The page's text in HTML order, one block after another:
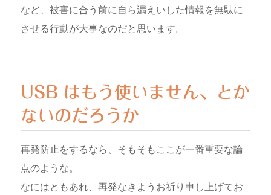
など、被害に合う前に自ら漏えいした情報を無駄に
させる行動が大事なのだと思います。
USB はもう使いません、とか
ないのだろうか
再発防止をするなら、そもそもここが一番重要な論
点のような。
なにはともあれ、再発なきようお祈り申し上げてお